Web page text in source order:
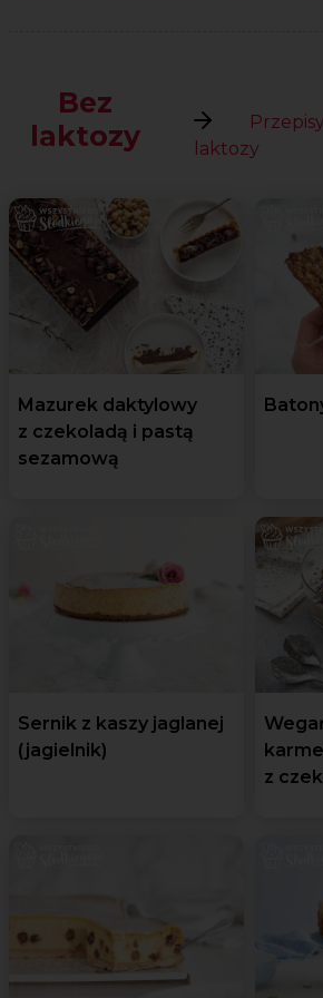
Bez
laktozy
laktozy
Mazurek daktylowy
z czekoladą i pastą
sezamową
Sernik z kaszy jaglanej
(jagielnik)
z